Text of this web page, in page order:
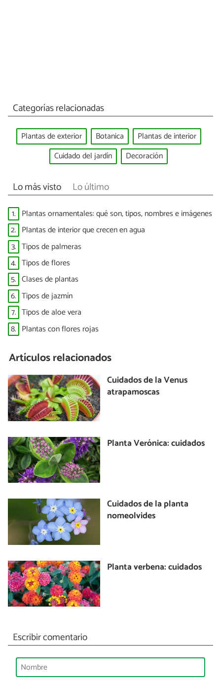
Categorías relacionadas
Plantas de exterior Botanica
Plantas de interior
Cuidado del jardín
Decoración
Lo más visto Lo último
1. Plantas ornamentales: qué son, tipos, nombres e imágenes
2. Plantas de interior que crecen en agua
3. Tipos de palmeras
4. Tipos de flores
5. Clases de plantas
6. Tipos de jazmín
7. Tipos de aloe vera
8. Plantas con flores rojas
Artículos relacionados
Cuidados de la Venus
atrapamoscas
Planta Verónica: cuidados
Cuidados de la planta
nomeolvides
Planta verbena: cuidados
Escribir comentario